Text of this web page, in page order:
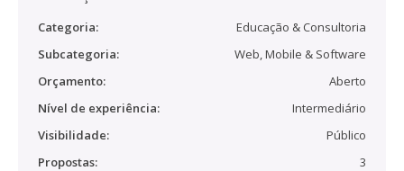
Categoria:
Educação & Consultoria
Subcategoria:
Web, Mobile & Software
Orçamento:
Aberto
Nível de experiência:
Intermediário
Visibilidade:
Público
Propostas:
3